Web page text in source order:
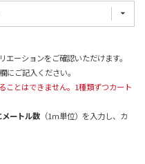
エーションをご確認いただけます。
にご記入ください。
とはできません。1種類ずつカート
ートル数 （1m単位）を入力し、カ